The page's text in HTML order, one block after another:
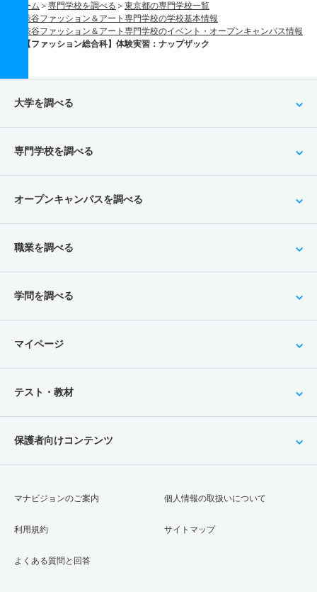
ホーム 専門学校を調べる
東京都の専門学校一覧
渋谷ファッション＆アート専門学校の学校基本情報
渋谷ファッション＆アート専門学校のイベント・オープンキャンパス情報
【ファッション総合科】体験実習：ナップザック
大学を調べる
専門学校を調べる
オープンキャンパスを調べる
職業を調べる
学問を調べる
マイページ
テスト・教材
保護者向けコンテンツ
マナビジョンのご案内
利用規約
よくある質問と回答
個人情報の取扱いについて
サイトマップ